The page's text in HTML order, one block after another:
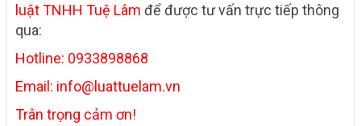
luật TNHH Tuệ Lâm để được tư vấn trực tiếp thông
qua:
Hotline: 0933898868
Email: info@luattuelam.vn
Trân trọng cảm ơn!